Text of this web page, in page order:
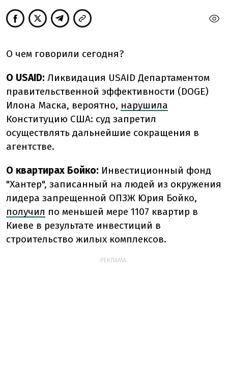
О чем говорили сегодня?
О USAID: Ликвидация USAID Департаментом
правительственной эффективности (DOGE)
Илона Маска, вероятно, нарушила
Конституцию США: суд запретил
осуществлять дальнейшие сокращения в
агентстве.
О квартирах Бойко: Инвестиционный фонд
"Хантер", записанный на людей из окружения
лидера запрещенной ОПЗЖ Юрия Бойко,
получил по меньшей мере 1107 квартир в
Киеве в результате инвестиций в
строительство жилых комплексов.
РЕКЛАМА: